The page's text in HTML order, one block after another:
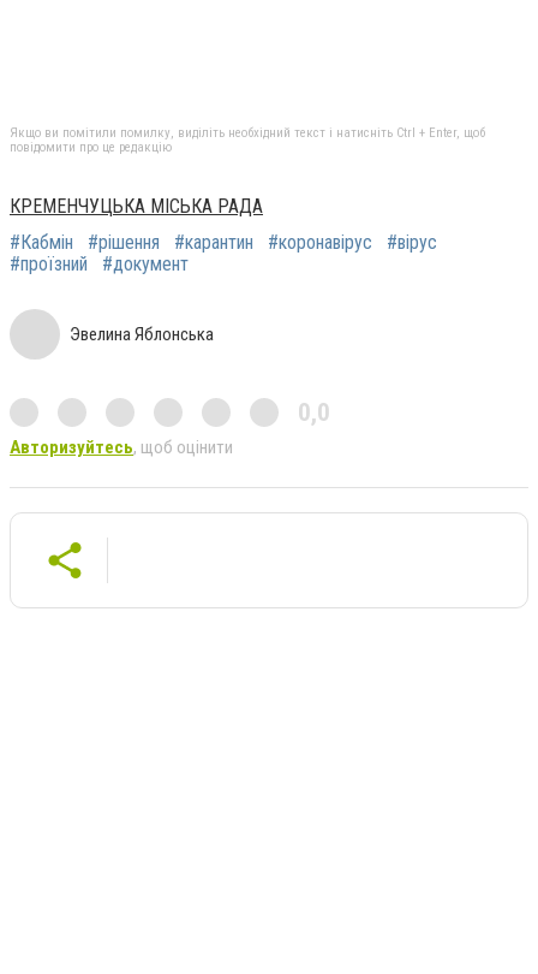
Якщо ви помітили помилку, виділіть необхідний текст і натисніть Ctrl + Enter, щоб
повідомити про це редакцію
КРЕМЕНЧУЦЬКА МІСЬКА РАДА
#Кабмін
#рішення #карантин #коронавірус
#вірус
#проїзний
#документ
Эвелина Яблонська
0,0
Авторизуйтесь, щоб оцінити